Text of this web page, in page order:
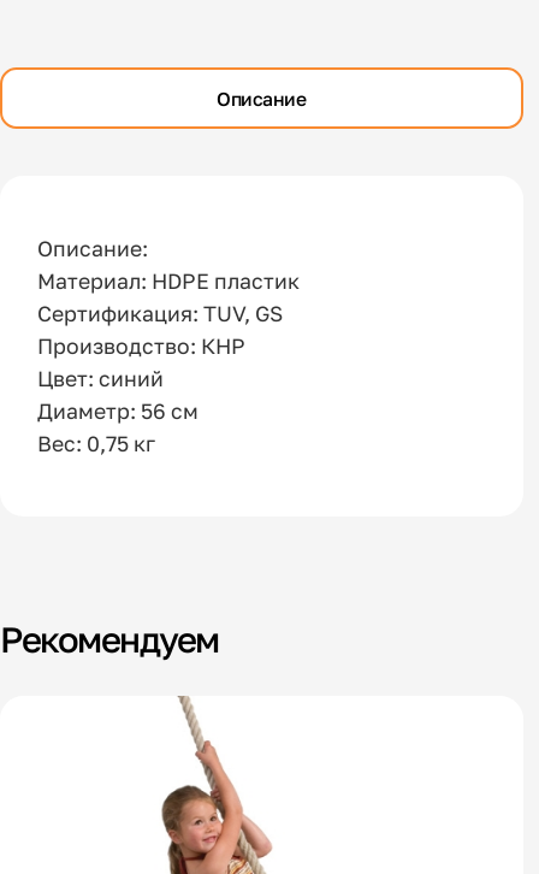
Описание
Описание:
Материал: HDPE пластик
Сертификация: TUV, GS
Производство: КНР
Цвет: синий
Диаметр: 56 см
Вес: 0,75 кг
Рекомендуем